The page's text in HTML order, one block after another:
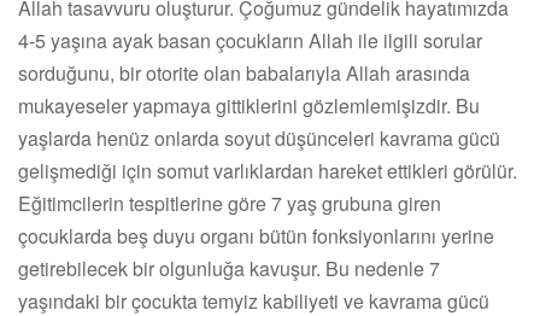
Allah tasavvuru oluşturur. Çoğumuz gündelik hayatımızda
4-5 yaşına ayak basan çocukların Allah ile ilgili sorular
sorduğunu, bir otorite olan babalarıyla Allah arasında
mukayeseler yapmaya gittiklerini gözlemlemişizdir. Bu
yaşlarda henüz onlarda soyut düşünceleri kavrama gücü
gelişmediği için somut varlıklardan hareket ettikleri görülür.
Eğitimcilerin tespitlerine göre 7 yaş grubuna giren
çocuklarda beş duyu organı bütün fonksiyonlarını yerine
getirebilecek bir olgunluğa kavuşur. Bu nedenle 7
yaşındaki bir çocukta temyiz kabiliyeti ve kavrama gücü